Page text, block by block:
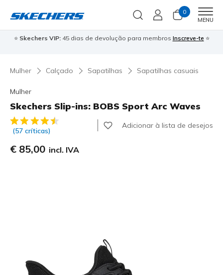
0
MENU
⭐ Skechers VIP:45 dias de devolução para membros Inscreve-te ⭐
Mulher Calçado Sapatilhas Sapatilhas casuais
Mulher
Skechers Slip-ins: BOBS Sport Arc Waves
3$9 de 5 – Classificação do cliente
(57 críticas)
Adicionar à lista de desejos
€ 85,00 incl. IVA